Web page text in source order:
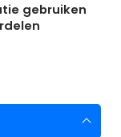
gebruiken